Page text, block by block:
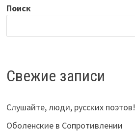
Поиск
Свежие записи
Слушайте, люди, русских поэтов!
Оболенские в Сопротивлении